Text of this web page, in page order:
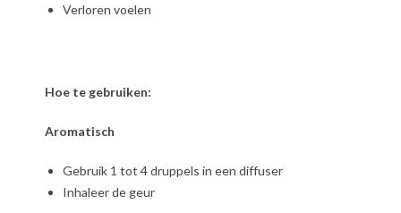
Verloren voelen
Hoe te gebruiken:
Aromatisch
Gebruik 1 tot 4 druppels in een diffuser
Inhaleer de geur